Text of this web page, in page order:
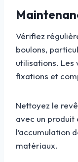
Vérifiez
boulons,
utilisations. Les
fixations et
Nettoyez le
avec un
l’accumulation
matériaux.